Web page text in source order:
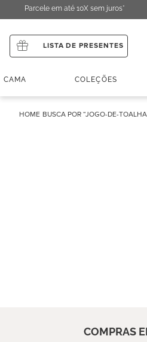
Parcele em até 10X sem juros*
LISTA DE PRESENTES
CAMA COLEÇÕES
JOGO-DE-
COMPRAS